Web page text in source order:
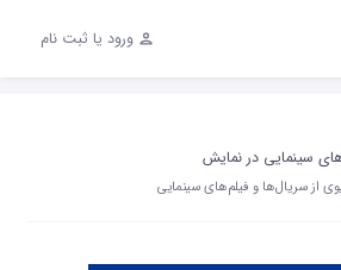
ورود یا ثبت نام
سینمایی در نمایش
از سریال‌ها و فیلم‌های سینمایی